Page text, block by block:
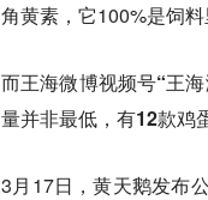
角黄素，它100%是饲料
而王海微博视频号“王
量并非最低，有12款鸡
3月17日，黄天鹅发布